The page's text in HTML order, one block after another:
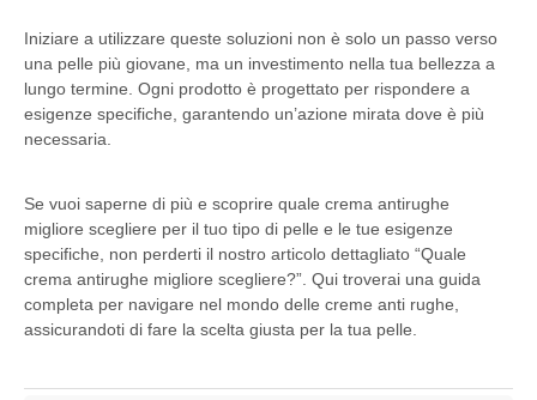
Iniziare a utilizzare queste soluzioni non è solo un passo verso
una pelle più giovane, ma un investimento nella tua bellezza a
lungo termine. Ogni prodotto è progettato per rispondere a
esigenze specifiche, garantendo un’azione mirata dove è più
necessaria.
Se vuoi saperne di più e scoprire quale crema antirughe
migliore scegliere per il tuo tipo di pelle e le tue esigenze
specifiche, non perderti il nostro articolo dettagliato “Quale
crema antirughe migliore scegliere?”. Qui troverai una guida
completa per navigare nel mondo delle creme anti rughe,
assicurandoti di fare la scelta giusta per la tua pelle.